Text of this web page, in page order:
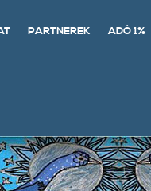
PARTNEREK ADÓ 1%